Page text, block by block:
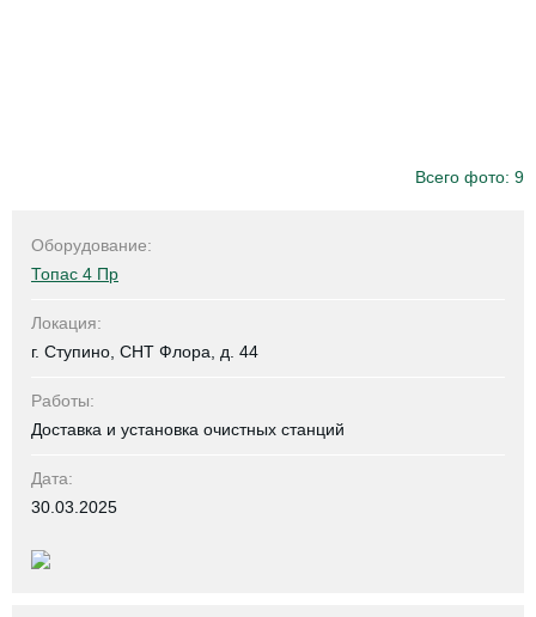
Всего фото: 9
Оборудование:
Топас 4 Пр
Локация:
г. Ступино, СНТ Флора, д. 44
Работы:
Доставка и установка очистных станций
Дата:
30.03.2025